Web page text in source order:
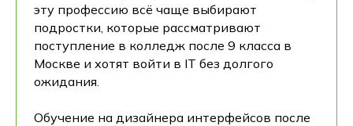
эту профессию всё чаще выбирают
подростки, которые рассматривают
поступление в колледж после 9 класса в
Москве и хотят войти в IT без долгого
ожидания.
Обучение на дизайнера интерфейсов после